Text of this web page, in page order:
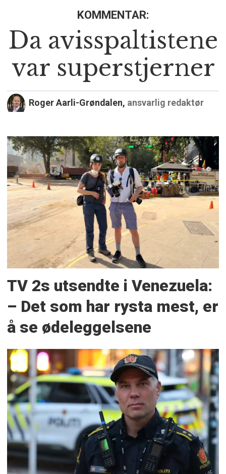
KOMMENTAR:
Da avisspaltistene
var superstjerner
Roger Aarli-Grøndalen, ansvarlig redaktør
TV 2s utsendte i Venezuela:
– Det som har rysta mest, er
å se ødeleggelsene